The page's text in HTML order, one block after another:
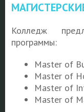
Колледж
программы:
Master of
Master of
Master of
Master of